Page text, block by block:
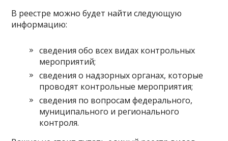
В реестре можно будет найти следующую
информацию:
сведения обо всех видах контрольных
мероприятий;
сведения о надзорных органах, которые
проводят контрольные мероприятия;
сведения по вопросам федерального,
муниципального и регионального
контроля.